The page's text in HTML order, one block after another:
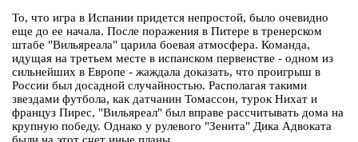
То, что игра в Испании придется непростой, было очевидно
еще до ее начала. После поражения в Питере в тренерском
штабе "Вильяреала" царила боевая атмосфера. Команда,
идущая на третьем месте в испанском первенстве - одном из
сильнейших в Европе - жаждала доказать, что проигрыш в
России был досадной случайностью. Располагая такими
звездами футбола, как датчанин Томассон, турок Нихат и
француз Пирес, "Вильяреал" был вправе рассчитывать дома на
крупную победу. Однако у рулевого "Зенита" Дика Адвоката